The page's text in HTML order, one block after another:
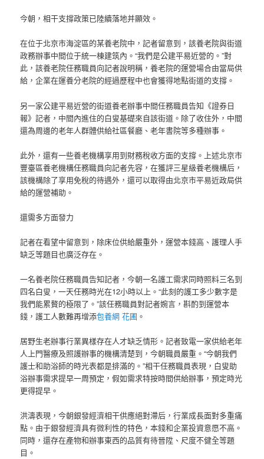
今朝，相干支撐政策已陸續落地并顯效。
在位于北京市海淀區的某養老院中，記者留意到，該養老院與街道
政務辦事中間位于統一棟建筑內。“我們是公建平易近營的。”對
此，該養老院任務職員向記者說明稱，養老院的運營場合由當局供
給，企業在運養分老院的經過歷程中也會獲得地點街道的支撐。
另一家公建平易近營的街道養老辦事中間任務職員告知《證券日
報》記者，中間內進住的白叟基礎來自該街道。除了收住外，中間
還為周邊的老年人群體供給社區餐廳、老年書院等多種辦事。
此外，還有一些養老機構享用到財務稅收方面的支撐。上述北京市
豐臺區養老機構任務職員向記者先容，在獲評三星級養老機構后，
該機構除了享用免稅的待遇外，還可以取得由北京市平易近政局供
給的運營補助。
還需多方面發力
記者在看望中留意到，除床位供給嚴重外，運營本錢高、護理人手
缺乏等題目也廣泛存在。
一名養老院任務職員告知記者，今朝一名護工需求同時照料三名到
四名白叟，一天任務時光在12小時以上。“此刻的護工多少數字是
我們能累贅的極限了。”該任務職員對記者婉言，斟酌到運營本
錢，護工人數難再增添包養網 花圃 。
居野生老辦事行業異樣存在人才缺乏情形。記者致電一家供給老年
人上門醫療及照護辦事的機構清楚到，今朝職員嚴重。“今朝我們
護士和助浴師的時光表都是排滿的。”相干任務職員表現，白叟助
浴辦事需求提早一周預定，假如需求特按時間供給辦事，預定時光
更得提早。
洪濤表現，今朝銀發經濟相干供應絕對滯后，行業成長面對多重痛
點。由于銀發經濟具有微利性的特色，本錢和企業投資意愿不高。
同時，還存在產物和辦事東西的品質有待晉陞、尺度不健全等題
目。